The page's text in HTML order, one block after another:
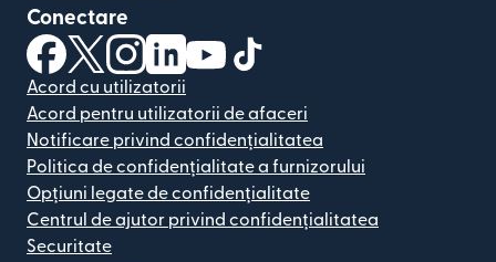
Conectare
(se deschide într-o fereastră nouă)
(se deschide într-o fereastră nouă)
(se deschide într-o fereastră nouă)
(se deschide într-o fereastră nouă)
(se deschide într-o fereastră
Acord cu utilizatorii
Acord pentru utilizatorii de afaceri
Notificare privind confidențialitatea
Politica de confidențialitate a furnizorului
Opțiuni legate de confidențialitate
Centrul de ajutor privind confidențialitatea
Securitate